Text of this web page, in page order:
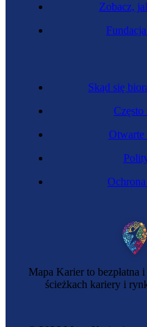
Mapa Karier to bezpłatna
ścieżkach kariery i
Skąd się
Często
Otwarte
Zobacz,